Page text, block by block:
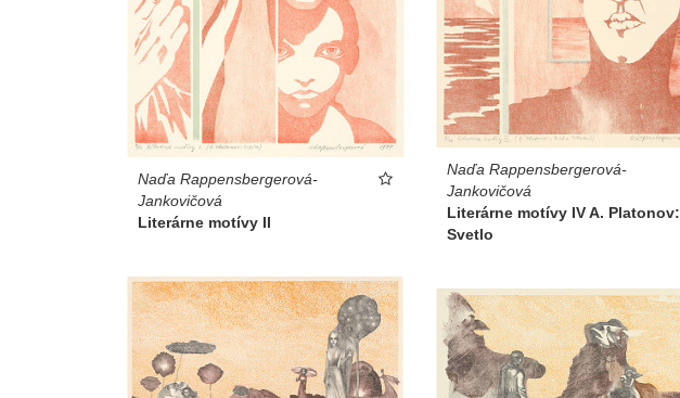
Naďa Rappensbergerová-
Jankovičová
Literárne motívy II
Naďa Rappensbergerová-
Jankovičová
Literárne motívy IV A. Platonov:
Svetlo